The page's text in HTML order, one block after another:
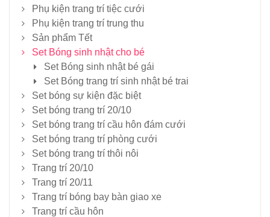
Phụ kiện trang trí tiệc cưới
Phụ kiện trang trí trung thu
Sản phẩm Tết
Set Bóng sinh nhật cho bé
Set Bóng sinh nhật bé gái
Set Bóng trang trí sinh nhật bé trai
Set bóng sự kiện đặc biệt
Set bóng trang trí 20/10
Set bóng trang trí cầu hôn đám cưới
Set bóng trang trí phòng cưới
Set bóng trang trí thôi nôi
Trang trí 20/10
Trang trí 20/11
Trang trí bóng bay bàn giao xe
Trang trí cầu hôn